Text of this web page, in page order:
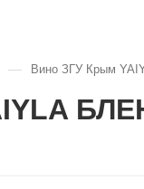
— Вино ЗГУ Крым